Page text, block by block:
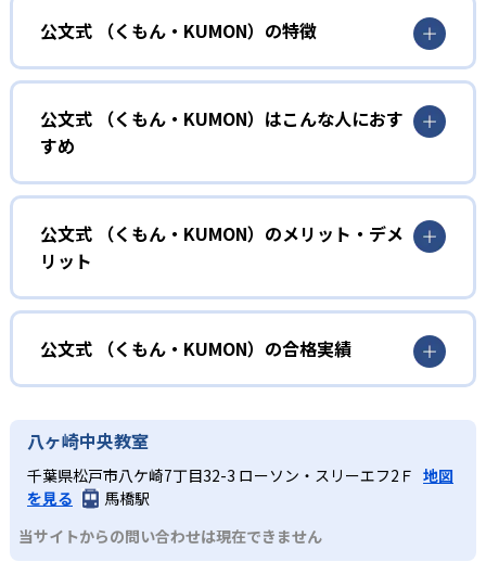
公文式 （くもん・KUMON）の特徴
01
無学年式の学力別学習
KUMONでは、年齢や学年にとらわれずに、一人ひとりの学
力に応じたレベルから学習を始めている。
確実に100点が取れるレベルから少しずつ難易度を上げてい
しさを経験できる。
ルステップで進んでいけるよう工夫されている。このスタ
イルは子どもの学習意欲をかき立てるため、教えてもらう
という受け身の姿勢ではなく、自ら進んで学ぶ姿勢を身に
つけられるだろう。
また、自学学習スタイルで学ぶ子どもたちは、自らの学習
課題に気がつくようになる。学年を超えた範囲も学習でき
るため、早い時期から高校教材に進む生徒もいる。
03 フレキシブルな受講スタイル
公文式 （くもん・KUMON）はこんな人におす
すめ
幼児
小学校に入る準備をしたい幼児向け
KUMONでは細かいステップに分かれた教材で、わかる楽し
さを経験しながら無理なく力を高めていける。
性格や学習への取り組み姿勢に合わせて内容も調整するた
め、小学校に入ってもつまずきにくい学力を身につけられ
るだろう。
中学に向けて苦手教科を克服したい子ども向け
KUMONでは経験豊富な先生が、子どものやる気を引き出せ
るよう適切なヒントを与えたり、声かけをしたりしてい
少しずつ苦手意識を克服できるだろう。
公文式 （くもん・KUMON）のメリット・デメ
リット
どんなメリットがある？
KUMONでは自学自習スタイルで勉強するため、集中力や目
標に向かって頑張りやり抜く力を育むことができる。ま
た、年齢や学年にとらわれずに自分の学力に相応したレベ
ルから学習できるため、難しすぎてやる気を損ねたり、簡
単すぎて退屈することもない。
どんなデメリットがある？
KUMONでは、中高生のクラスでも数学・英語・国語の3教
科に限られるため、その他の教科に関しては他塾を検討す
る必要があるだろう。
公文式 （くもん・KUMON）の合格実績
KUMONは、公式サイトでは合格実績は公開していない。志
わせたい。
八ヶ崎中央教室
千葉県松戸市八ケ崎7丁目32-3 ローソン・スリーエフ2Ｆ 地図
を見る
馬橋駅
当サイトからの問い合わせは現在できません